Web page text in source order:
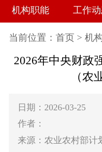
机构职能 工作
当前位置： 首页 > 机
2026年中央财政
（农
日期：2026-03-25
作者：
来源：农业农村部计